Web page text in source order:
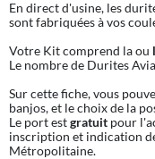
En direct d'usine, les
sont fabriquées à vos
Votre Kit comprend la ou
Le nombre de Durites
Sur cette fiche, vous
banjos, et le choix de la
Le port estgratuit pour
inscription et indication
Métropolitaine.